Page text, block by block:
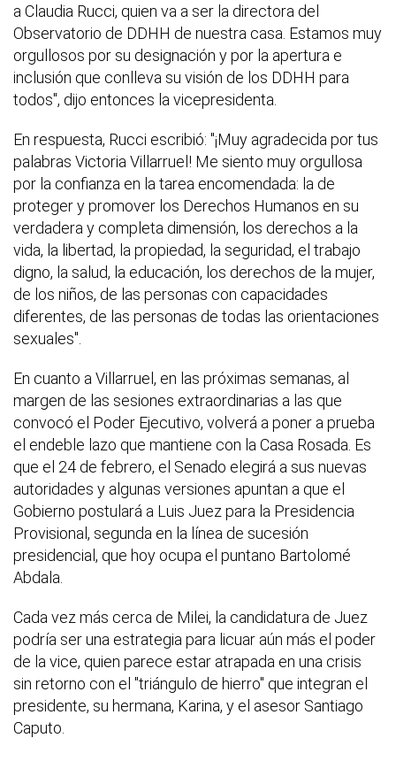
a Claudia Rucci, quien va a ser la directora del
Observatorio de DDHH de nuestra casa. Estamos muy
orgullosos por su designación y por la apertura e
inclusión que conlleva su visión de los DDHH para
todos", dijo entonces la vicepresidenta.
En respuesta, Rucci escribió: "¡Muy agradecida por tus
palabras Victoria Villarruel! Me siento muy orgullosa
por la confianza en la tarea encomendada: la de
proteger y promover los Derechos Humanos en su
verdadera y completa dimensión, los derechos a la
vida, la libertad, la propiedad, la seguridad, el trabajo
digno, la salud, la educación, los derechos de la mujer,
de los niños, de las personas con capacidades
diferentes, de las personas de todas las orientaciones
sexuales".
En cuanto a Villarruel, en las próximas semanas, al
margen de las sesiones extraordinarias a las que
convocó el Poder Ejecutivo, volverá a poner a prueba
el endeble lazo que mantiene con la Casa Rosada. Es
que el 24 de febrero, el Senado elegirá a sus nuevas
autoridades y algunas versiones apuntan a que el
Gobierno postulará a Luis Juez para la Presidencia
Provisional, segunda en la línea de sucesión
presidencial, que hoy ocupa el puntano Bartolomé
Abdala.
Cada vez más cerca de Milei, la candidatura de Juez
podría ser una estrategia para licuar aún más el poder
de la vice, quien parece estar atrapada en una crisis
sin retorno con el "triángulo de hierro" que integran el
presidente, su hermana, Karina, y el asesor Santiago
Caputo.